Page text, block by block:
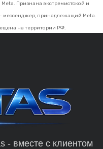
Признана экстремистской и
мессенджер, принадлежащий Meta.
на территории РФ.
- вместе с клиентом